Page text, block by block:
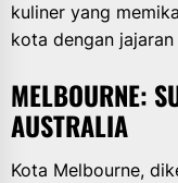
kuliner yang
kota dengan
MELBOURNE:
AUSTRALIA
Kota Melbourne,